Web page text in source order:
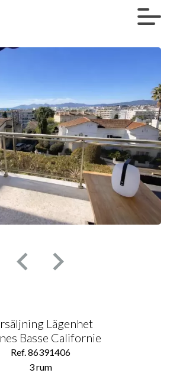
Lägenhet
Basse Californie
Ref. 86391406
3 rum